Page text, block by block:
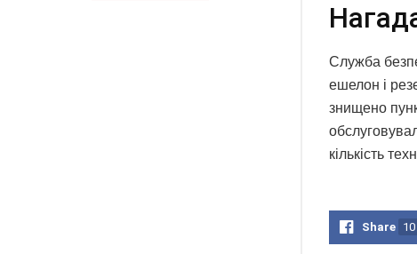
Служба
ешелон і
знищено
кількість
Share 10